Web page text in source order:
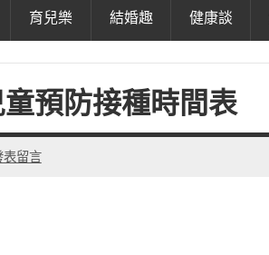
育兒樂 結婚趣 健康談
童預防接種時間表
表留言